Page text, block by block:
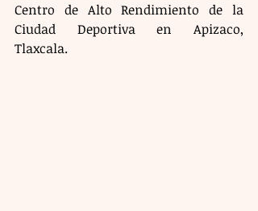
Centro de Alto Rendimiento de la
Ciudad Deportiva en Apizaco,
Tlaxcala.